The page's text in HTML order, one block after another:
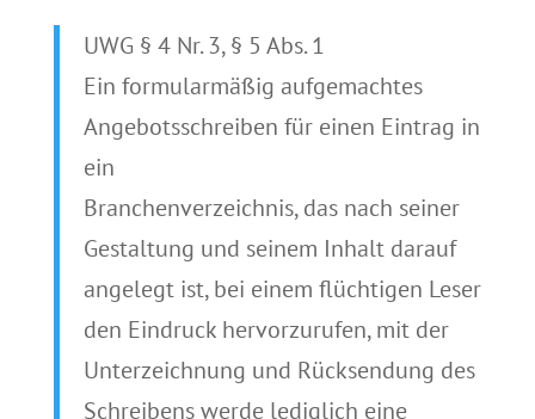
UWG § 4 Nr. 3, § 5 Abs. 1
Ein formularmäßig aufgemachtes
Angebotsschreiben für einen Eintrag in
ein
Branchenverzeichnis, das nach seiner
Gestaltung und seinem Inhalt darauf
angelegt ist, bei einem flüchtigen Leser
den Eindruck hervorzurufen, mit der
Unterzeichnung und Rücksendung des
Schreibens werde lediglich eine